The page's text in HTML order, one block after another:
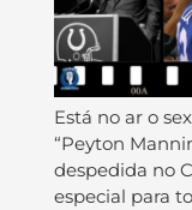
Está no ar o
“Peyton
despedida no
especial para